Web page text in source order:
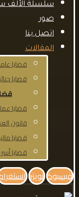
سلسلة الألف
صور
اتصل بنا
المقالات
قضايا
قضايا
قضايا
قانون
قضايا
قضايا
فيسبوك تويتر